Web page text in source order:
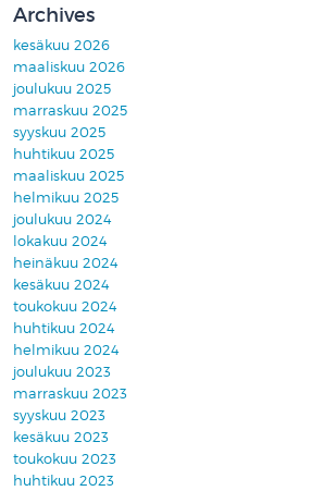
Archives
kesäkuu 2026
maaliskuu 2026
joulukuu 2025
marraskuu 2025
syyskuu 2025
huhtikuu 2025
maaliskuu 2025
helmikuu 2025
joulukuu 2024
lokakuu 2024
heinäkuu 2024
kesäkuu 2024
toukokuu 2024
huhtikuu 2024
helmikuu 2024
joulukuu 2023
marraskuu 2023
syyskuu 2023
kesäkuu 2023
toukokuu 2023
huhtikuu 2023